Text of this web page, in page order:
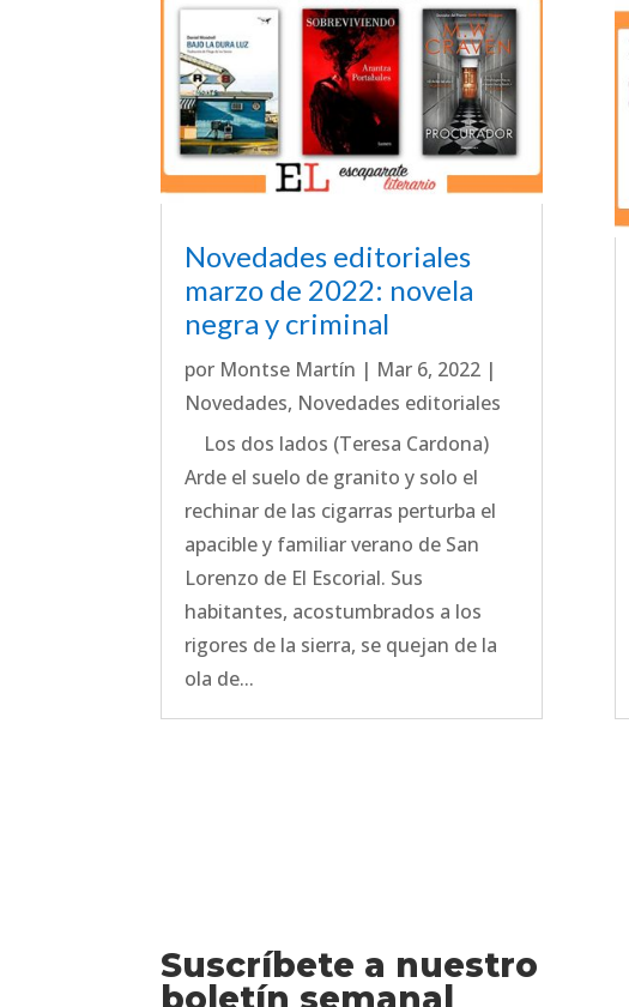
Novedades editoriales
marzo de 2022: novela
negra y criminal
por Montse Martín | Mar 6, 2022 |
Novedades, Novedades editoriales
Los dos lados (Teresa Cardona)
Arde el suelo de granito y solo el
rechinar de las cigarras perturba el
apacible y familiar verano de San
Lorenzo de El Escorial. Sus
habitantes, acostumbrados a los
rigores de la sierra, se quejan de la
ola de...
Suscríbete a nuestro